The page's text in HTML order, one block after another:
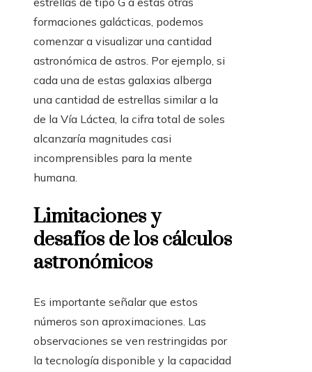
formaciones galácticas, podemos
comenzar a visualizar una cantidad
astronómica de astros. Por ejemplo, si
cada una de estas galaxias alberga
una cantidad de estrellas similar a la
de la Vía Láctea, la cifra total de soles
alcanzaría magnitudes casi
incomprensibles para la mente
humana.
Limitaciones y
desafíos de los cálculos
astronómicos
Es importante señalar que estos
números son aproximaciones. Las
observaciones se ven restringidas por
la tecnología disponible y la capacidad